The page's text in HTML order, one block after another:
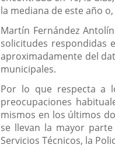
la mediana de este año
Martín Fernández
solicitudes respondidas
aproximadamente del
municipales.
Por lo que respecta a
preocupaciones
mismos en los últimos
se llevan la mayor
Servicios Técnicos, la